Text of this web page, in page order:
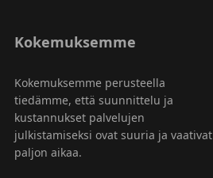
Kokemuksemme
Kokemuksemme perusteella
tiedämme, että suunnittelu ja
kustannukset palvelujen
julkistamiseksi ovat suuria ja vaativat
paljon aikaa.